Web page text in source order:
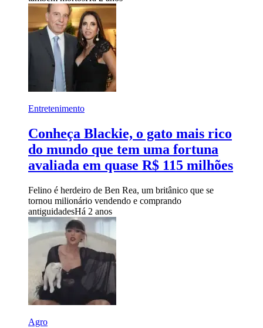
Entretenimento
Conheça Blackie, o gato mais rico
do mundo que tem uma fortuna
avaliada em quase R$ 115 milhões
Felino é herdeiro de Ben Rea, um britânico que se
tornou milionário vendendo e comprando
antiguidadesHá 2 anos
Agro